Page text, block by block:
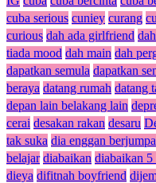
cuba serious cuniey curang
curious dah ada girlfriend
tiada mood dah main dah
dapatkan semula dapatkan
beraya datang rumah datang
depan lain belakang lain
cerai desakan rakan desaru
tak suka dia enggan berjumpa
belajar diabaikan diabaikan 5
dieya difitnah boyfriend